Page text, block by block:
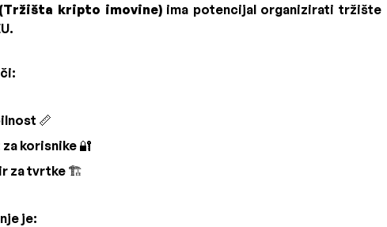
kripto imovine)ima potencijal organizirati tržište
📏
korisnike 🔐
za tvrtke 🏗️
je: